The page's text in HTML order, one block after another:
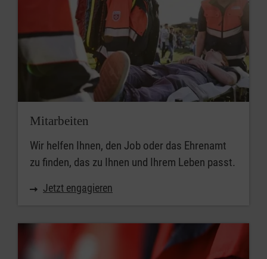
Mitarbeiten
Wir helfen Ihnen, den Job oder das Ehrenamt
zu finden, das zu Ihnen und Ihrem Leben passt.
Jetzt engagieren